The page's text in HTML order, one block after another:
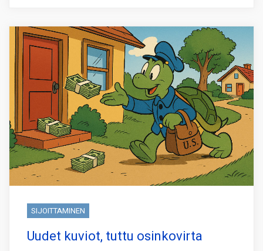
SIJOITTAMINEN
Uudet kuviot, tuttu osinkovirta